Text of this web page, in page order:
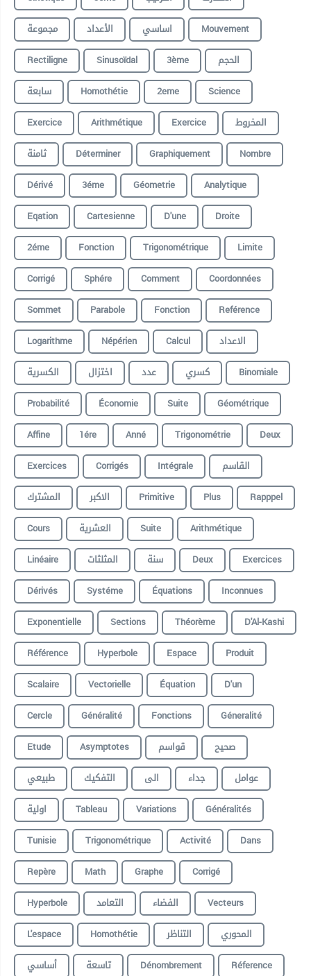
مجموعة
الأعداد اساسي
Mouvement
Rectiligne
Sinusoïdal 3ème
الحجم
سابعة
Homothétie 2eme
Science
Exercice
Arithmétique Exercice
المخروط
ثامنة
Déterminer Graphiquement
Nombre
Dérivé
3éme Géometrie
Analytique
Eqation
Cartesienne D'une
Droite
2éme
Fonction Trigonométrique
Limite
Corrigé
Sphére Comment
Coordonnées
Sommet
Parabole Fonction
Reférence
Logarithme
Népérien Calcul
الاعداد
الكسرية
اختزال عدد كسري
Binomiale
Probabilité
Économie Suite
Géométrique
Affine
1ére Anné Trigonométrie
Deux
Exercices
Corrigés Intégrale
القاسم
المشترك
الاكبر Primitive Plus
Rapppel
Cours
العشرية Suite
Arithmétique
Linéaire
المثلثات سنة Deux
Exercices
Dérivés
Systéme Équations
Inconnues
Exponentielle
Sections Théorème
D'Al-Kashi
Référence
Hyperbole Espace
Produit
Scalaire
Vectorielle Équation
D'un
Cercle
Généralité Fonctions
Géneralité
Etude
Asymptotes قواسم
صحيح
طبيعي
التفكيك الى جداء
عوامل
اولية
Tableau Variations
Généralités
Tunisie
Trigonométrique Activité
Dans
Repère
Math Graphe
Corrigé
Hyperbole
التعامد الفضاء
Vecteurs
L'espace
Homothétie التناظر
المحوري
أساسي
تاسعة Dénombrement
Réference